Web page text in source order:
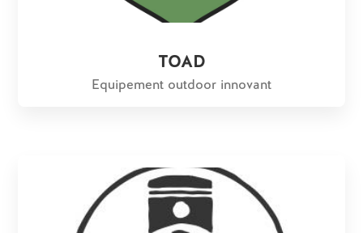
TOAD
Equipement outdoor innovant